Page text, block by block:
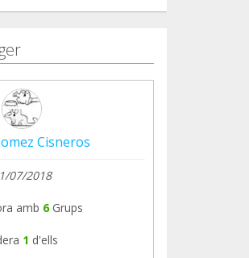
Cisneros
07/2018
amb 6Grups
1 d'ells